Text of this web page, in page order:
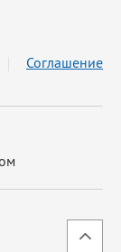
Соглашение